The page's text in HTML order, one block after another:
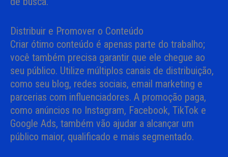
Distribuir e Promover o Conteúdo
Criar ótimo conteúdo é apenas parte do trabalho;
você também precisa garantir que ele chegue ao
seu público. Utilize múltiplos canais de distribuição,
como seu blog, redes sociais, email marketing e
parcerias com influenciadores. A promoção paga,
como anúncios no Instagram, Facebook, TikTok e
Google Ads, também vão ajudar a alcançar um
público maior, qualificado e mais segmentado.